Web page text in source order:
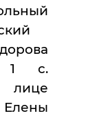
с.
лице
Елены